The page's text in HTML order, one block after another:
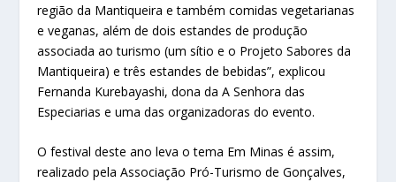
região da Mantiqueira e também comidas vegetarianas
e veganas, além de dois estandes de produção
associada ao turismo (um sítio e o Projeto Sabores da
Mantiqueira) e três estandes de bebidas”, explicou
Fernanda Kurebayashi, dona da A Senhora das
Especiarias e uma das organizadoras do evento.
O festival deste ano leva o tema Em Minas é assim,
realizado pela Associação Pró-Turismo de Gonçalves,